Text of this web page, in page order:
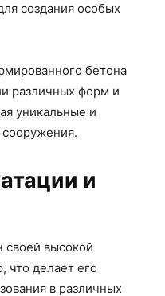
создания особых
бетона
различных форм и
уникальные и
и
своей высокой
что делает его
в различных